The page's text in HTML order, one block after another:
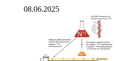
08.06.2025